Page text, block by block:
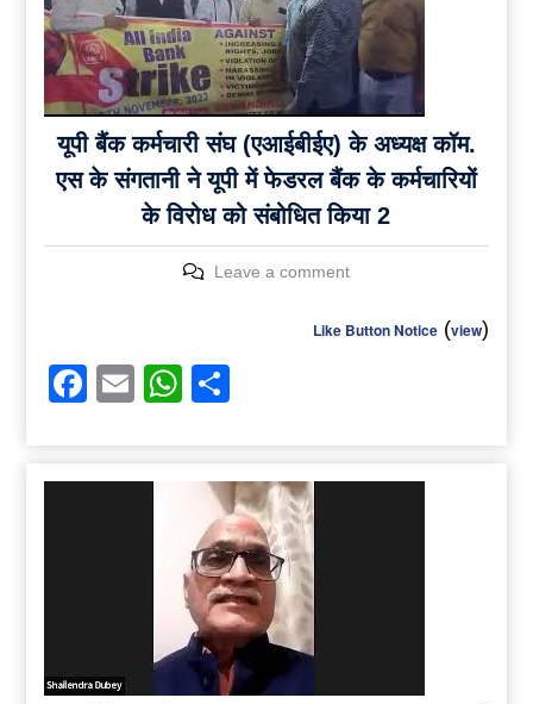
यूपी बैंक कर्मचारी संघ (एआईबीईए) के अध्यक्ष कॉम.
एस के संगतानी ने यूपी में फेडरल बैंक के कर्मचारियों
के विरोध को संबोधित किया 2
Leave a comment
Like Button Notice (view)
Facebook
EmailWhatsApp